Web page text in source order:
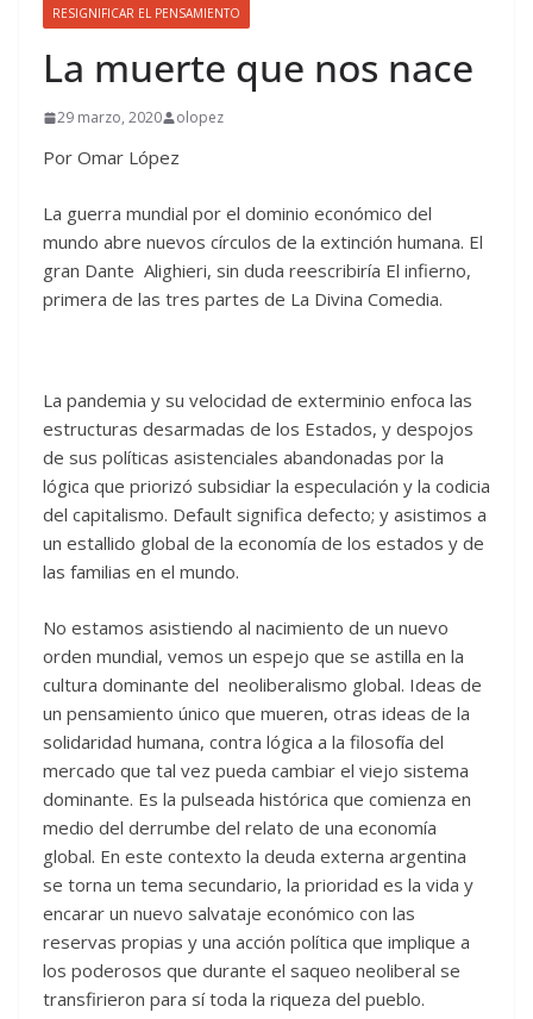
RESIGNIFICAR EL PENSAMIENTO
La muerte que nos nace
29 marzo, 2020 olopez
Por Omar López
La guerra mundial por el dominio económico del
mundo abre nuevos círculos de la extinción humana. El
gran Dante Alighieri, sin duda reescribiría El infierno,
primera de las tres partes de La Divina Comedia.
La pandemia y su velocidad de exterminio enfoca las
estructuras desarmadas de los Estados, y despojos
de sus políticas asistenciales abandonadas por la
lógica que priorizó subsidiar la especulación y la codicia
del capitalismo. Default significa defecto; y asistimos a
un estallido global de la economía de los estados y de
las familias en el mundo.
No estamos asistiendo al nacimiento de un nuevo
orden mundial, vemos un espejo que se astilla en la
cultura dominante del neoliberalismo global. Ideas de
un pensamiento único que mueren, otras ideas de la
solidaridad humana, contra lógica a la filosofía del
mercado que tal vez pueda cambiar el viejo sistema
dominante. Es la pulseada histórica que comienza en
medio del derrumbe del relato de una economía
global. En este contexto la deuda externa argentina
se torna un tema secundario, la prioridad es la vida y
encarar un nuevo salvataje económico con las
reservas propias y una acción política que implique a
los poderosos que durante el saqueo neoliberal se
transfirieron para sí toda la riqueza del pueblo.